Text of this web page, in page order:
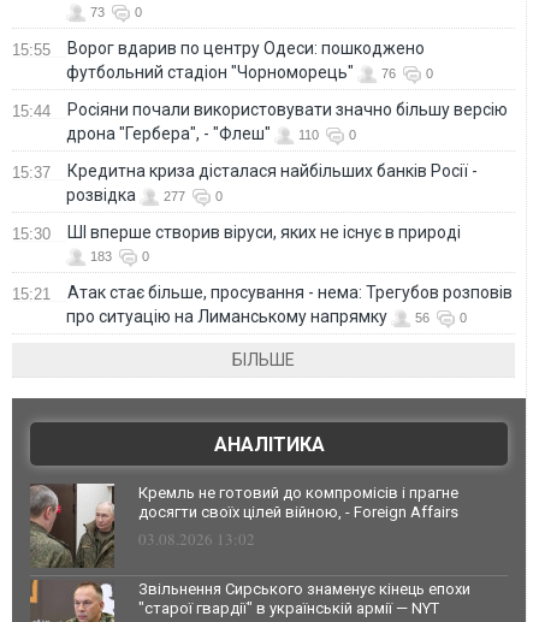
73 0
15:55
Ворог вдарив по центру Одеси: пошкоджено
футбольний стадіон "Чорноморець"
76 0
15:44
Росіяни почали використовувати значно більшу версію
дрона "Гербера", - "Флеш"
110 0
15:37
Кредитна криза дісталася найбільших банків Росії -
розвідка
277 0
15:30 ШІ вперше створив віруси, яких не існує в природі
183 0
15:21
Атак стає більше, просування - нема: Трегубов розповів
про ситуацію на Лиманському напрямку
56 0
БІЛЬШЕ
АНАЛІТИКА
Кремль не готовий до компромісів і прагне
досягти своїх цілей війною, - Foreign Affairs
03.08.2026 13:02
Звільнення Сирського знаменує кінець епохи
"старої гвардії" в українській армії — NYT